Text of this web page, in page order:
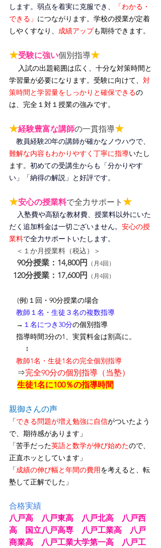
します。弱点を着実に克服でき、
「わかる・
できる」 につながります。 学校の授業が定着
しやくすなり、 成績アップも期待できます。
★受験に強い個別指導★
入試の出題範囲は広く、十分な対策時間と
学習量が必要になります。受験に向けて、 対
策時間と学習量をしっかりと確保できるの
は、完全１対１授業の強みです。
★経験豊富な講師の一貫指導★
教員経験20年の講師が確かなノウハウで、
難解な内容もわかりやすく丁寧に指導いたし
ます。 初めての受講生からも「分かりやす
い」「納得の解説」と好評です。
★安心の授業料で全力サポート ★
入塾費や高額な教材費、授業料以外にいた
だく追加料金は一切ございません。 安心の授
業料で全力サポートいたします。
＜１か月授業料（税込）＞
90分授業：14,800円 （月4回）
120分授業：17,600円 （月4回）
(例)１回・90分授業の場合
教師１名・生徒３名の複数指導
→ １名につき30分の個別指導
指導時間3分の1、 実質料金は割高に。
↕
教師1名・生徒1名の完全個別指導
⇒完全90分の個別指導（当塾）
生徒1名に100％の指導時間
親御さんの声
「できる問題が増え勉強に自信がついたよう
で、期待感があります」
「苦手だった英語と数学が伸び始めたので、
正直ホッとしています」
「成績の伸び幅と年間の費用を考えると、転
塾して正解でした」
合格実績
八戸高　八戸東高　八戸北高　八戸西
高　国立八戸高専　八戸工業高　八戸
商業高　八戸工業大学第一高　八戸工